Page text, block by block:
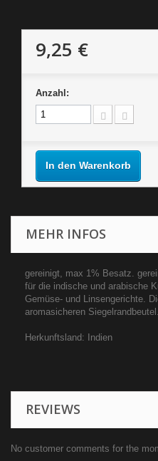
9,25 €
Anzahl:
In den Warenkorb
MEHR INFOS
gereinigt, max 1% Besatz.
für die indische und arabische
Gemüse- und Linsengerichte.
aromasicheren Siegelrandbeutel.
Herkunftsland: Indien
REVIEWS
No customer comments for the